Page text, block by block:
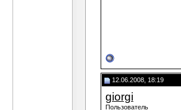
12.06.2008, 18:19
giorgi
Пользователь